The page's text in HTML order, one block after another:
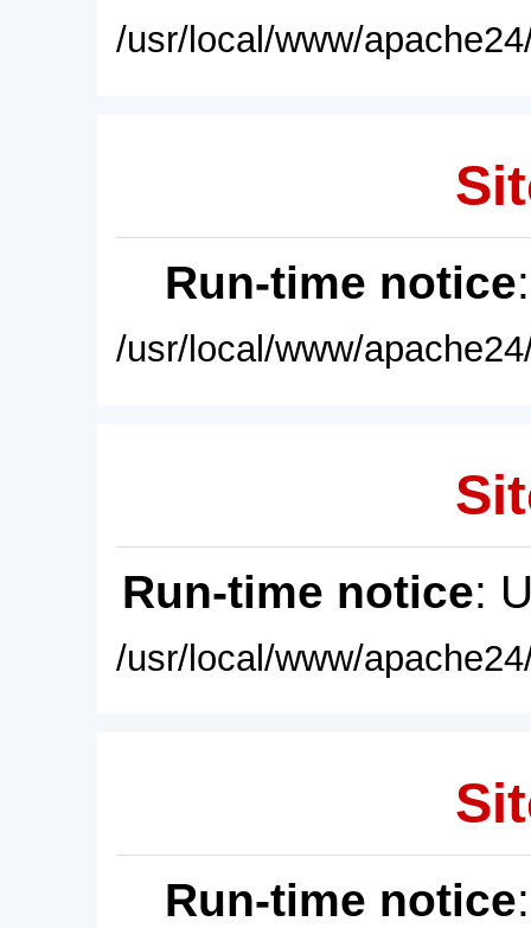
/usr/local/www/
Run-time notice
/usr/local/www/
Run-time notice:
/usr/local/www/
Run-time notice